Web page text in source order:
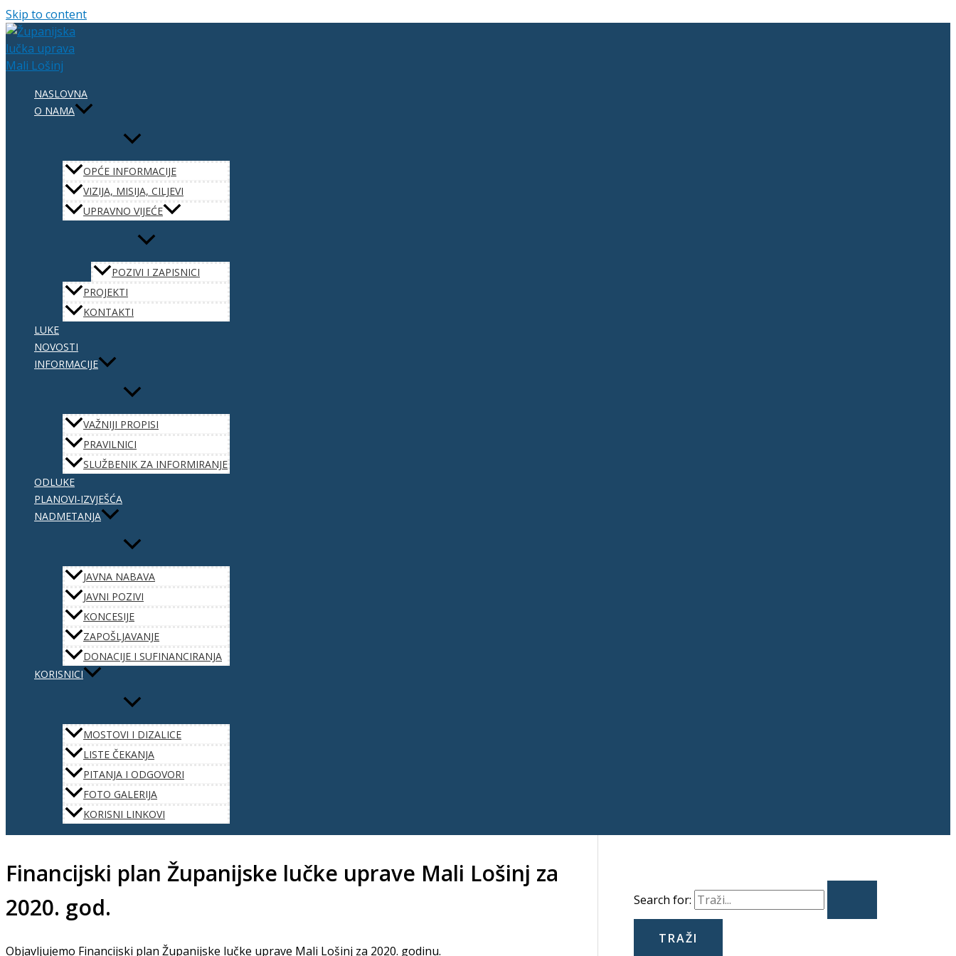
Skip to content
NASLOVNA
O NAMA
OPĆE INFORMACIJE
VIZIJA, MISIJA, CILJEVI
UPRAVNO VIJEĆE
POZIVI I ZAPISNICI
PROJEKTI
KONTAKTI
LUKE
NOVOSTI
INFORMACIJE
VAŽNIJI PROPISI
PRAVILNICI
SLUŽBENIK ZA INFORMIRANJE
ODLUKE
PLANOVI-IZVJEŠĆA
NADMETANJA
JAVNA NABAVA
JAVNI POZIVI
KONCESIJE
ZAPOŠLJAVANJE
DONACIJE I SUFINANCIRANJA
KORISNICI
MOSTOVI I DIZALICE
LISTE ČEKANJA
PITANJA I ODGOVORI
FOTO GALERIJA
KORISNI LINKOVI
Financijski plan Županijske lučke uprave Mali Lošinj za
2020. god.
Objavljujemo Financijski plan Županijske lučke uprave Mali Lošinj za 2020. godinu.
Search for: